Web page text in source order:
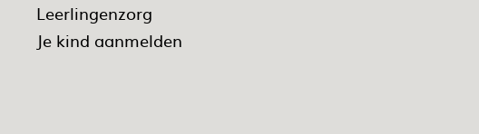
Leerlingenzorg
Je kind aanmelden